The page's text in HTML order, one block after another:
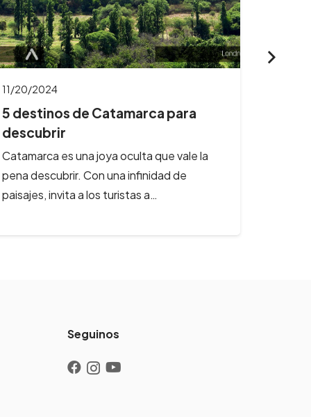
10/31/2024
5 destinos en Córdoba para
descansar todo el…
Córdoba es una de las principales opciones
al momento de elegir un lugar para ir a
descansar, salir de la…
Seguinos